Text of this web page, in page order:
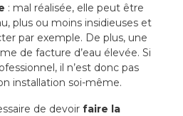
: mal réalisée, elle peut être
plus ou moins insidieuses et
par exemple. De plus, une
de facture d’eau élevée. Si
il n’est donc pas
installation soi-même.
de devoir faire la